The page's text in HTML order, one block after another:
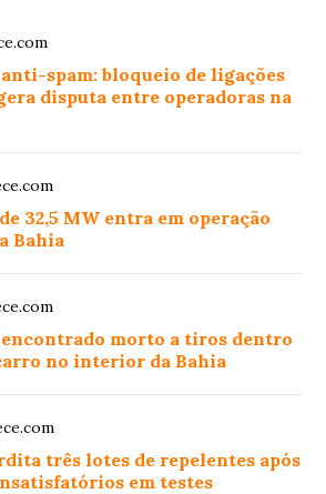
spam: bloqueio de ligações
disputa entre operadoras na
32,5 MW entra em operação
Bahia
encontrado morto a tiros dentro
no interior da Bahia
três lotes de repelentes após
em testes